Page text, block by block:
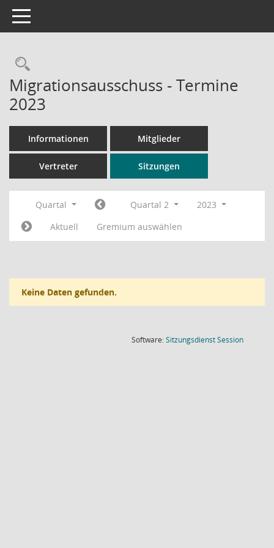
Toggle navigation
Rechercheauswahl
Migrationsausschuss - Termine
2023
Informationen Mitglieder
Vertreter Sitzungen
Quartal Quartal 2
2023
Aktuell
Gremium auswählen
Keine Daten gefunden.
Software:SitzungsdienstSession(Wird in